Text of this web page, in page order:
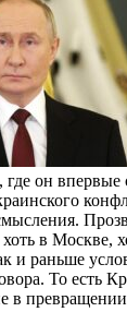
он впервые
в Москве,
и раньше
То есть
в